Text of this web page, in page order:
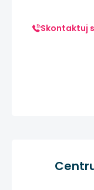
Skontaktuj